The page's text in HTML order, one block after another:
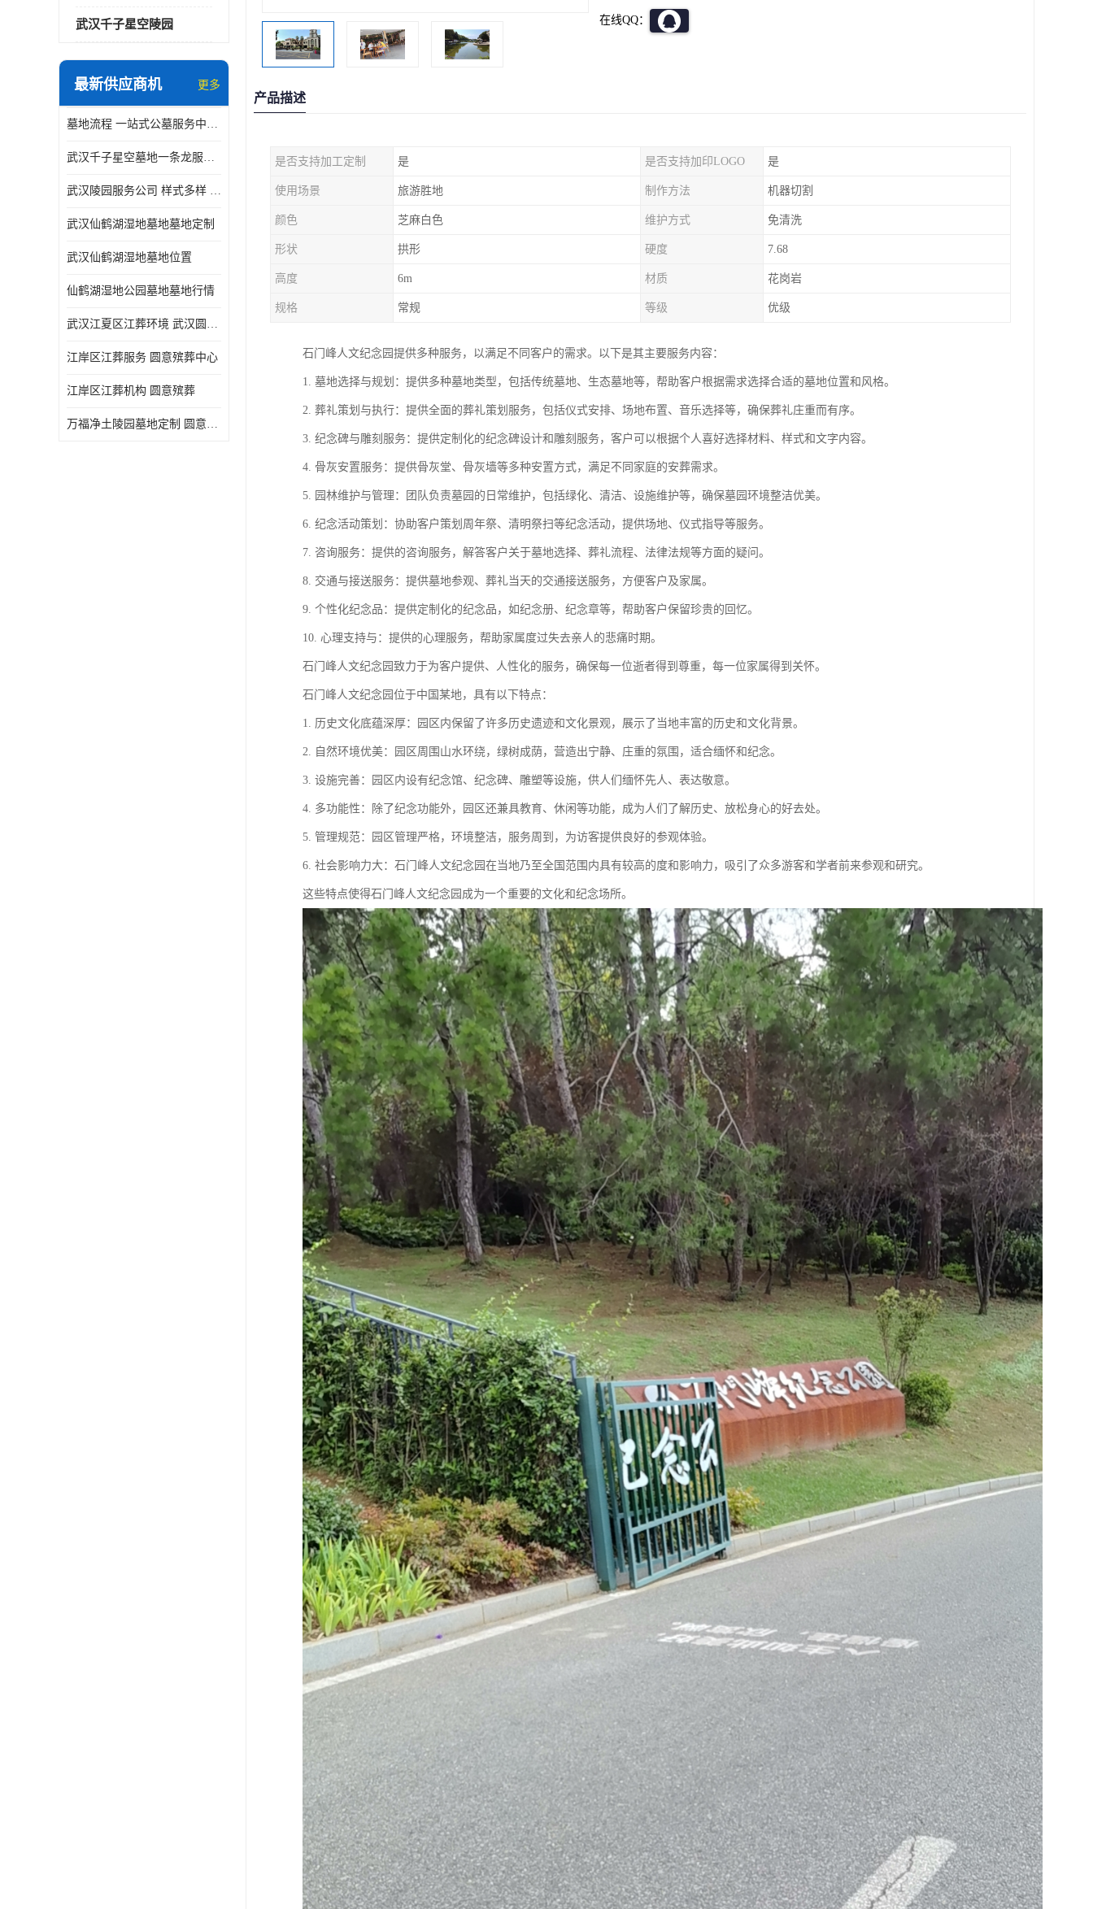
武汉千子星空陵园
最新供应商机 更多
墓地流程 一站式公墓服务中心 武汉圆意殡葬有限公司
武汉千子星空墓地一条龙服务 出入顺畅 圆意殡葬
武汉陵园服务公司 样式多样 圆意殡葬中心
武汉仙鹤湖湿地墓地墓地定制
武汉仙鹤湖湿地墓地位置
仙鹤湖湿地公园墓地墓地行情
武汉江夏区江葬环境 武汉圆意殡葬有限公司
江岸区江葬服务 圆意殡葬中心
江岸区江葬机构 圆意殡葬
万福净土陵园墓地定制 圆意殡葬中心
在线QQ：
产品描述
是否支持加工定制 是 是否支持加印LOGO 是
使用场景 旅游胜地 制作方法 机器切割
颜色 芝麻白色 维护方式 免清洗
形状 拱形 硬度 7.68
高度 6m 材质 花岗岩
规格 常规 等级 优级
石门峰人文纪念园提供多种服务，以满足不同客户的需求。以下是其主要服务内容：
1. 墓地选择与规划：提供多种墓地类型，包括传统墓地、生态墓地等，帮助客户根据需求选择合适的墓地位置和风格。
2. 葬礼策划与执行：提供全面的葬礼策划服务，包括仪式安排、场地布置、音乐选择等，确保葬礼庄重而有序。
3. 纪念碑与雕刻服务：提供定制化的纪念碑设计和雕刻服务，客户可以根据个人喜好选择材料、样式和文字内容。
4. 骨灰安置服务：提供骨灰堂、骨灰墙等多种安置方式，满足不同家庭的安葬需求。
5. 园林维护与管理：团队负责墓园的日常维护，包括绿化、清洁、设施维护等，确保墓园环境整洁优美。
6. 纪念活动策划：协助客户策划周年祭、清明祭扫等纪念活动，提供场地、仪式指导等服务。
7. 咨询服务：提供的咨询服务，解答客户关于墓地选择、葬礼流程、法律法规等方面的疑问。
8. 交通与接送服务：提供墓地参观、葬礼当天的交通接送服务，方便客户及家属。
9. 个性化纪念品：提供定制化的纪念品，如纪念册、纪念章等，帮助客户保留珍贵的回忆。
10. 心理支持与：提供的心理服务，帮助家属度过失去亲人的悲痛时期。
石门峰人文纪念园致力于为客户提供、人性化的服务，确保每一位逝者得到尊重，每一位家属得到关怀。
石门峰人文纪念园位于中国某地，具有以下特点：
1. 历史文化底蕴深厚：园区内保留了许多历史遗迹和文化景观，展示了当地丰富的历史和文化背景。
2. 自然环境优美：园区周围山水环绕，绿树成荫，营造出宁静、庄重的氛围，适合缅怀和纪念。
3. 设施完善：园区内设有纪念馆、纪念碑、雕塑等设施，供人们缅怀先人、表达敬意。
4. 多功能性：除了纪念功能外，园区还兼具教育、休闲等功能，成为人们了解历史、放松身心的好去处。
5. 管理规范：园区管理严格，环境整洁，服务周到，为访客提供良好的参观体验。
6. 社会影响力大：石门峰人文纪念园在当地乃至全国范围内具有较高的度和影响力，吸引了众多游客和学者前来参观和研究。
这些特点使得石门峰人文纪念园成为一个重要的文化和纪念场所。